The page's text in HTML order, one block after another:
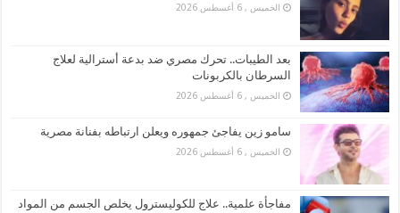
الخميس , 6 أغسطس 2026
بعد الطيبات.. تحرك مصري ضد بدعة أسترالية لعلاج
السرطان بالكربونات
الخميس , 6 أغسطس 2026
سامو زين يفاجئ جمهوره ويعلن ارتباطه بفنانة مصرية
الخميس , 6 أغسطس 2026
مفاجأة علمية.. علاج للكوليسترول يخلص الجسم من المواد